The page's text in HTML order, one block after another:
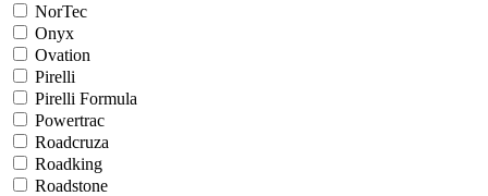
NorTec
Onyx
Ovation
Pirelli
Pirelli Formula
Powertrac
Roadcruza
Roadking
Roadstone